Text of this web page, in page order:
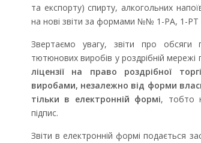
та експорту) спирту, алкогольних
на нові звіти за формами №№ 1-РА, 1-РТ
Звертаємо увагу, звіти про обсяги
тютюнових виробів у роздрібній мережі
ліцензії на право роздрібної
виробами, незалежно від форми
тільки в електронній формі, тобто
підпис.
Звіти в електронній формі подається